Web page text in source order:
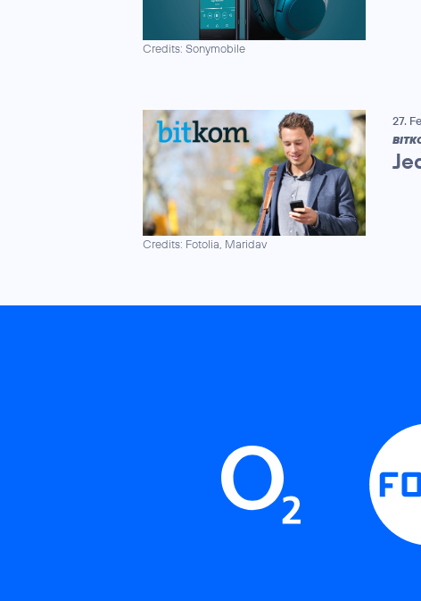
Credits: Sonymobile
Credits: Fotolia, Maridav
27.